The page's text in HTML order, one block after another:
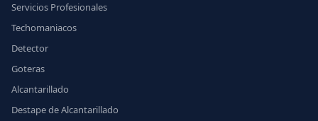
Servicios Profesionales
Techomaniacos
Detector
Goteras
Alcantarillado
Destape de Alcantarillado